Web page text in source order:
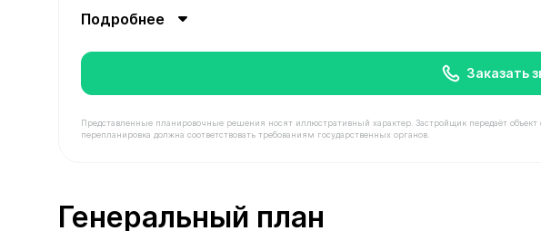
Подробнее
Заказать
Представленные планировочные решения носят иллюстративный характер. Застройщик передаёт объект
перепланировка должна соответствовать требованиям государственных органов.
Генеральный план